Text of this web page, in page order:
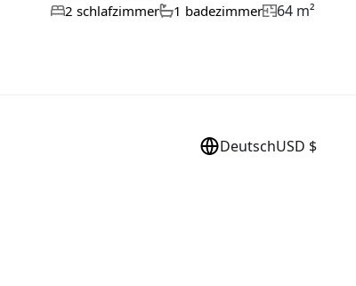
2 schlafzimmer 1 badezimmer 64 m²
DeutschUSD $